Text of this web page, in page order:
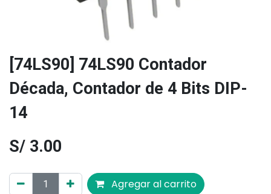
[74LS90] 74LS90 Contador
Década, Contador de 4 Bits DIP-
14
S/ 3.00
Agregar al carrito